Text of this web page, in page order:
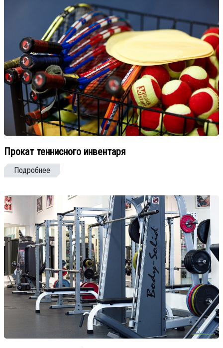
Прокат теннисного инвентаря
Подробнее